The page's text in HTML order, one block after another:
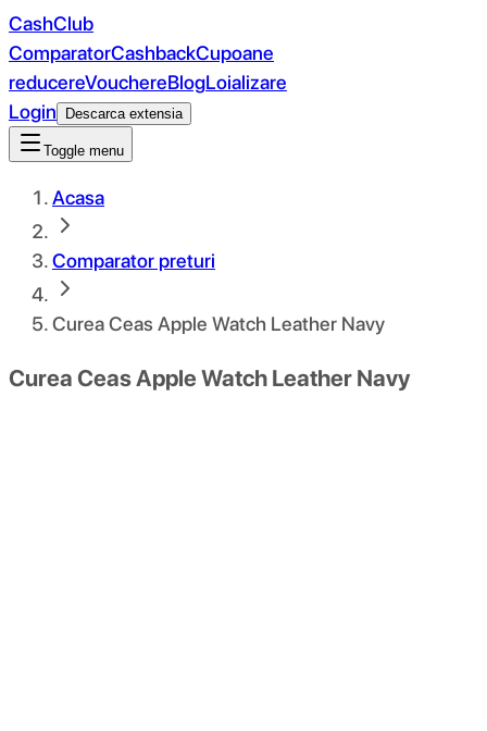
CashClub
ComparatorCashbackCupoane
reducereVouchereBlogLoializare
Login
Descarca extensia
Toggle menu
Acasa
Comparator preturi
Curea Ceas Apple Watch Leather Navy
Curea Ceas Apple Watch Leather Navy